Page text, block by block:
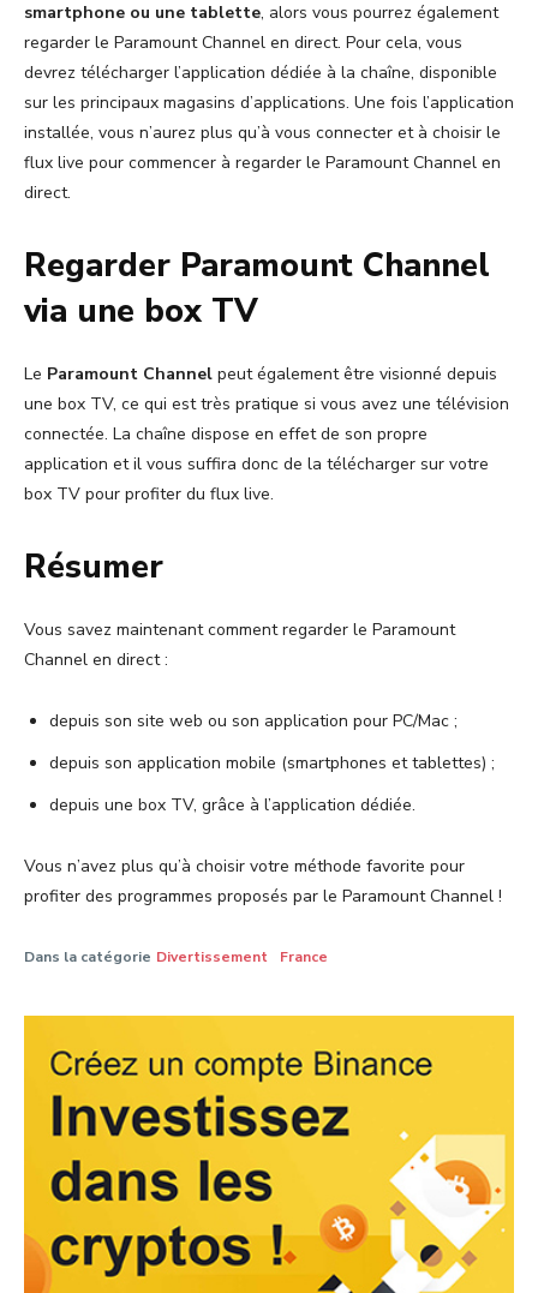
smartphone ou une tablette, alors vous pourrez également
regarder le Paramount Channel en direct. Pour cela, vous
devrez télécharger l’application dédiée à la chaîne, disponible
sur les principaux magasins d’applications. Une fois l’application
installée, vous n’aurez plus qu’à vous connecter et à choisir le
flux live pour commencer à regarder le Paramount Channel en
direct.
Regarder Paramount Channel
via une box TV
Le Paramount Channel peut également être visionné depuis
une box TV, ce qui est très pratique si vous avez une télévision
connectée. La chaîne dispose en effet de son propre
application et il vous suffira donc de la télécharger sur votre
box TV pour profiter du flux live.
Résumer
Vous savez maintenant comment regarder le Paramount
Channel en direct :
depuis son site web ou son application pour PC/Mac ;
depuis son application mobile (smartphones et tablettes) ;
depuis une box TV, grâce à l’application dédiée.
Vous n’avez plus qu’à choisir votre méthode favorite pour
profiter des programmes proposés par le Paramount Channel !
Dans la catégorie Divertissement France